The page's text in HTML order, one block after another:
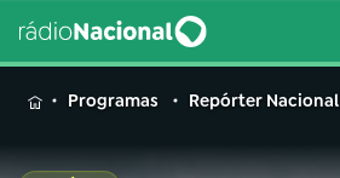
MENUProgramas Repórter Nacional